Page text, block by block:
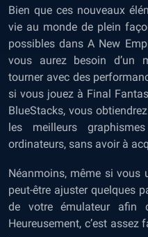
Bien que ces nouveaux
vie au monde de plein
possibles dans A New
vous aurez besoin d’un
tourner avec des
si vous jouez à Final
BlueStacks, vous
les meilleurs
ordinateurs, sans avoir à
Néanmoins, même si vous
peut-être ajuster quelques
de votre émulateur afin
Heureusement, c’est